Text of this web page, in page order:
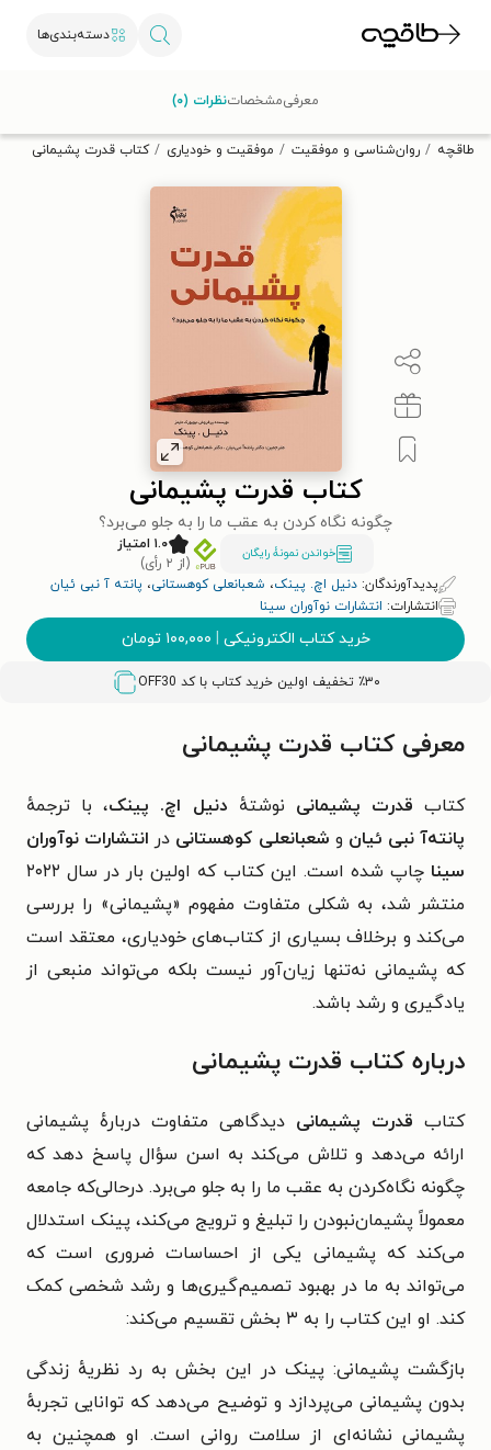
دسته‌بندی‌ها
تخفیف از طاقچه دریافت کن.
طاقچه روان‌شناسی و موفقیت موفقیت و خودیاری کتاب قدرت پشیمانی
کتاب قدرت پشیمانی
چگونه نگاه کردن به عقب ما را به جلو می‌برد؟
خواندن نمونۀ رایگان
۱.۰ امتیاز
(از ۲ رأی)
پدیدآورندگان: دنیل اچ. پینک، شعبانعلی کوهستانی، پانته آ نبی ئیان
انتشارات: انتشارات نوآوران سینا
خرید کتاب الکترونیکی | ۱۰۰,۰۰۰ تومان
٪۳۰ تخفیف اولین خرید کتاب با کد OFF30
معرفیمشخصاتنظرات (۰)
معرفی کتاب قدرت پشیمانی
کتاب قدرت پشیمانی نوشته‌ٔ دنیل اچ. پینک، با ترجمهٔ
پانته‌آ نبی ئیان و شعبانعلی کوهستانی در انتشارات نوآوران
سینا
چاپ شده است. این کتاب که اولین بار در سال ۲۰۲۲
منتشر شد، به شکلی متفاوت مفهوم «پشیمانی» را بررسی
می‌کند و برخلاف بسیاری از کتاب‌های خودیاری، معتقد است
که پشیمانی نه‌تنها زیان‌آور نیست بلکه می‌تواند منبعی از
یادگیری و رشد باشد.
درباره کتاب قدرت پشیمانی
کتاب قدرت پشیمانی دیدگاهی متفاوت درباره‌ٔ پشیمانی
ارائه می‌دهد و تلاش می‌کند به اسن سؤال پاسخ دهد که
چگونه نگاه‌کردن به عقب ما را به جلو می‌برد. در‌حالی‌که جامعه
معمولاً پشیمان‌نبودن را تبلیغ و ترویج می‌کند، پینک استدلال
می‌کند که پشیمانی یکی از احساسات ضروری است که
می‌تواند به ما در بهبود تصمیم‌گیری‌ها و رشد شخصی کمک
کند. او این کتاب را به ۳ بخش تقسیم می‌کند:
بازگشت پشیمانی: پینک در این بخش به رد نظریهٔ زندگی
بدون پشیمانی می‌پردازد و توضیح می‌دهد که توانایی تجربه‌ٔ
پشیمانی نشانه‌ای از سلامت روانی است. او همچنین به